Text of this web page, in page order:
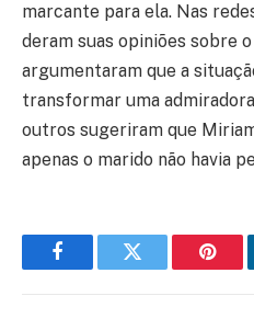
marcante para ela. Nas
deram suas opiniões sobre
argumentaram que a
transformar uma
outros sugeriram que
apenas o marido não havia
FacebookTwitter